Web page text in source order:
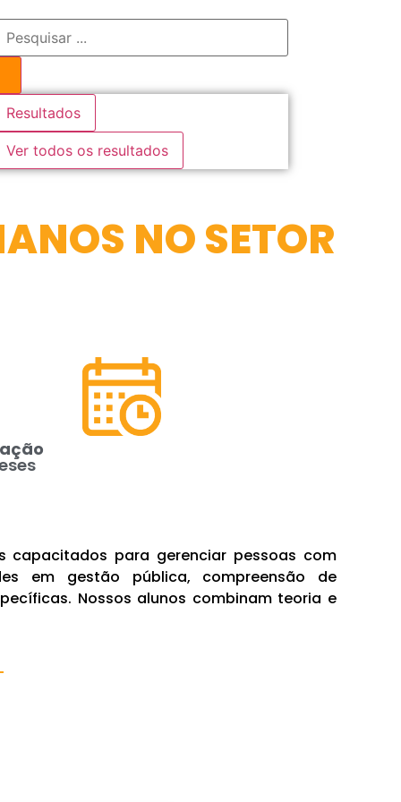
Resultados
Ver todos os resultados
NO SETOR
capacitados para gerenciar pessoas com
em gestão pública, compreensão de
Nossos alunos combinam teoria e